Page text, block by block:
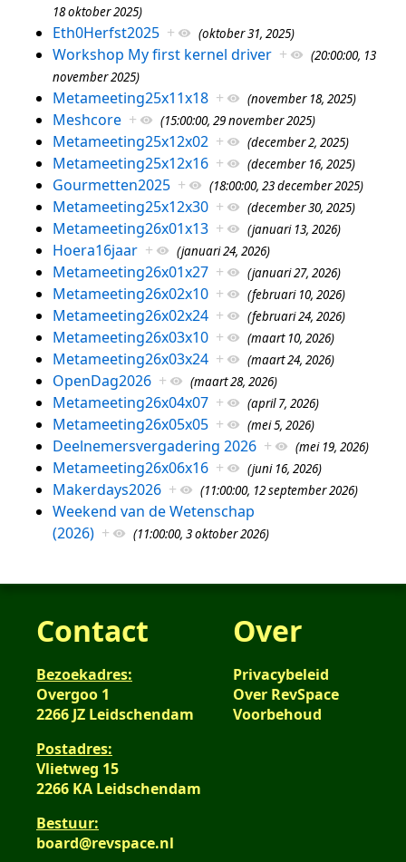
18 oktober 2025)
Eth0Herfst2025 + (oktober 31, 2025)
Workshop My first kernel driver +
(20:00:00, 13
november 2025)
Metameeting25x11x18 + (november 18, 2025)
Meshcore + (15:00:00, 29 november 2025)
Metameeting25x12x02 + (december 2, 2025)
Metameeting25x12x16 + (december 16, 2025)
Gourmetten2025 + (18:00:00, 23 december 2025)
Metameeting25x12x30 + (december 30, 2025)
Metameeting26x01x13 + (januari 13, 2026)
Hoera16jaar + (januari 24, 2026)
Metameeting26x01x27 + (januari 27, 2026)
Metameeting26x02x10 + (februari 10, 2026)
Metameeting26x02x24 + (februari 24, 2026)
Metameeting26x03x10 + (maart 10, 2026)
Metameeting26x03x24 + (maart 24, 2026)
OpenDag2026 + (maart 28, 2026)
Metameeting26x04x07 + (april 7, 2026)
Metameeting26x05x05 + (mei 5, 2026)
Deelnemersvergadering 2026 + (mei 19, 2026)
Metameeting26x06x16 + (juni 16, 2026)
Makerdays2026 + (11:00:00, 12 september 2026)
Weekend van de Wetenschap
(2026) + (11:00:00, 3 oktober 2026)
Contact
Bezoekadres:
Overgoo 1
2266 JZ Leidschendam
Postadres:
Vlietweg 15
2266 KA Leidschendam
Bestuur:
board@revspace.nl
Over
Privacybeleid
Over RevSpace
Voorbehoud